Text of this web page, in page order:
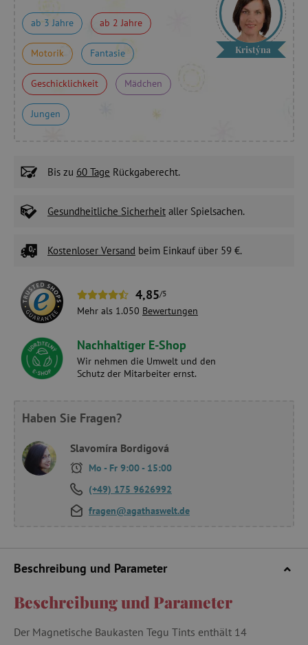
ab 3 Jahre ab 2 Jahre
Motorik Fantasie
Geschicklichkeit Mädchen
Jungen
Kristýna
Bis zu 60 Tage Rückgaberecht.
Gesundheitliche Sicherheit aller Spielsachen.
Kostenloser Versand beim Einkauf über 59 €.
4,85/5
Mehr als 1.050 Bewertungen
Nachhaltiger E-Shop
Wir nehmen die Umwelt und den
Schutz der Mitarbeiter ernst.
Haben Sie Fragen?
Slavomíra Bordigová
Mo - Fr 9:00 - 15:00
(+49) 175 9626992
fragen@agathaswelt.de
Beschreibung und Parameter
Beschreibung und Parameter
Der Magnetische Baukasten Tegu Tints enthält 14